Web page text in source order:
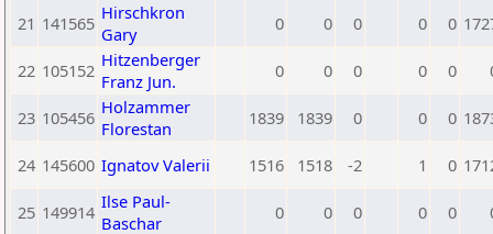
21 141565 Hirschkron
Gary
0 0 0 0 0
22 105152 Hitzenberger
Franz Jun.
0 0 0 0 0
23 105456 Holzammer
Florestan
1839 1839 0 0 0
24 145600 Ignatov Valerii 1516 1518 -2 1 0
25 149914 Ilse Paul-
Baschar
0 0 0 0 0